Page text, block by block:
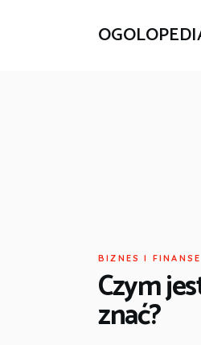
BIZNES I FINANSE
Czym
znać?